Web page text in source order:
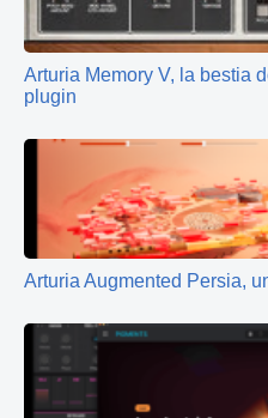
Arturia Memory V, la bestia
plugin
Arturia Augmented Persia,